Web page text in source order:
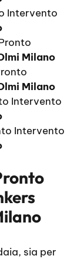
Intervento
Milano
Milano
Intervento
Intervento
sia per